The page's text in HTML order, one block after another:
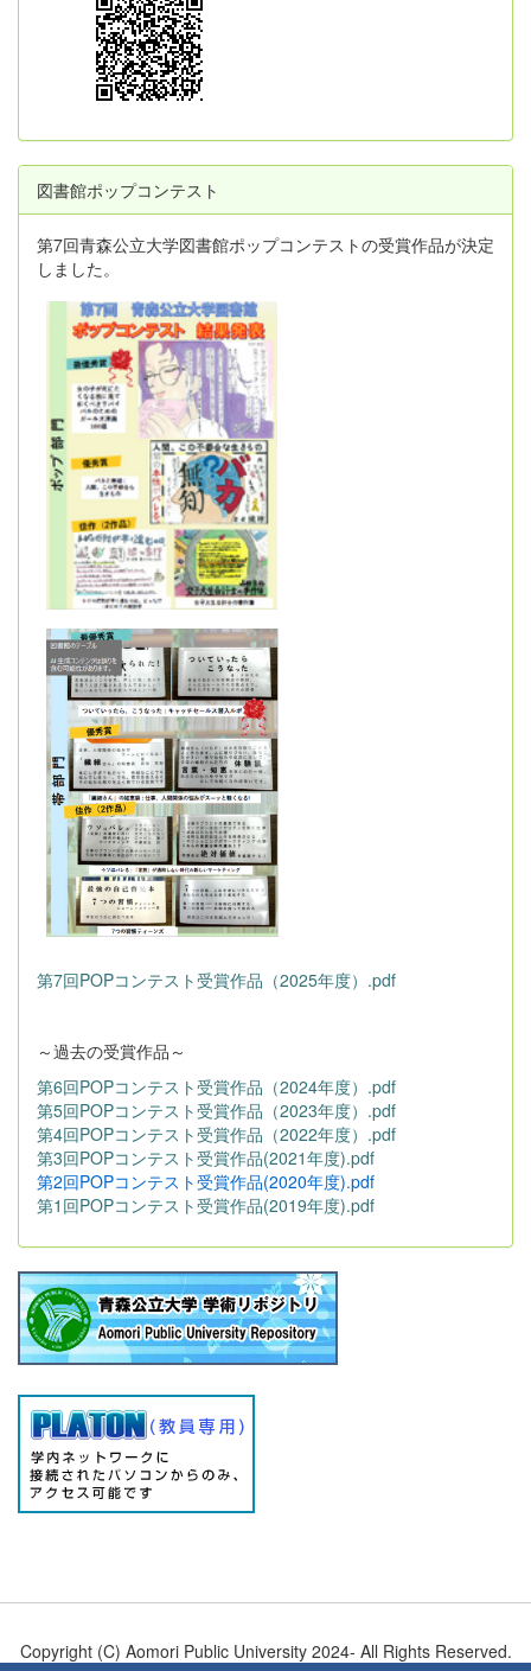
図書館ポップコンテスト
第7回青森公立大学図書館ポップコンテストの受賞作品が決定
しました。
第7回POPコンテスト受賞作品（2025年度）.pdf
～過去の受賞作品～
第6回POPコンテスト受賞作品（2024年度）.pdf
第5回POPコンテスト受賞作品（2023年度）.pdf
第4回POPコンテスト受賞作品（2022年度）.pdf
第3回POPコンテスト受賞作品(2021年度).pdf
第2回POPコンテスト受賞作品(2020年度).pdf
第1回POPコンテスト受賞作品(2019年度).pdf
Copyright (C) Aomori Public University 2024- All Rights Reserved.